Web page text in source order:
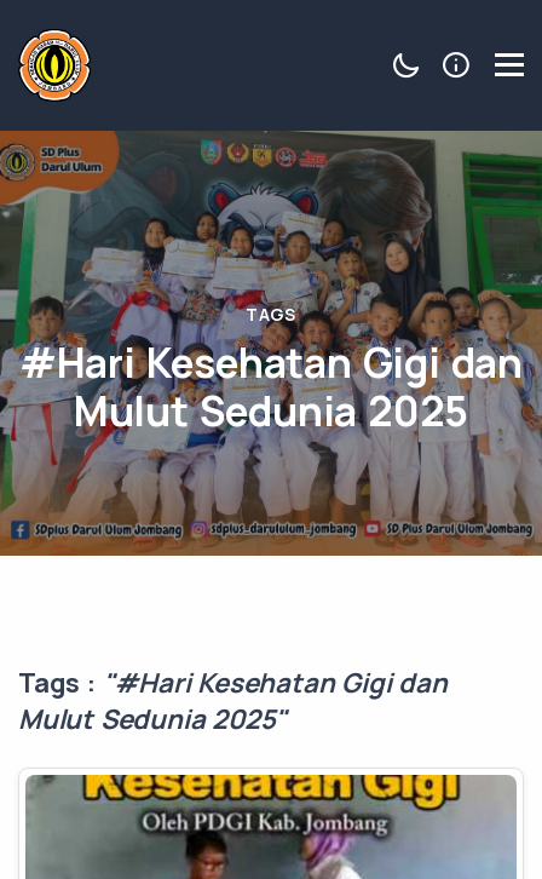
TAGS
#Hari Kesehatan Gigi dan
Mulut Sedunia 2025
Tags : "#Hari Kesehatan Gigi dan
Mulut Sedunia 2025"